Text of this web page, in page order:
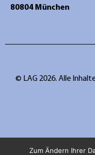
80804 München
© LAG 2026. Alle
Zum Ändern Ihrer